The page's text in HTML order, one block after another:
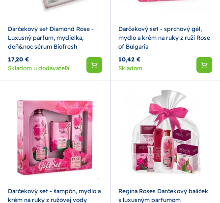
Darčekový set Diamond Rose -
Luxusný parfum, mydielka,
deň&noc sérum Biofresh
17,20 €
Skladom u dodávateľa
Darčekový set - sprchový gél,
mydlo a krém na ruky z ruží Rose
of Bulgaria
10,42 €
Skladom
Darčekový set - šampón, mydlo a
krém na ruky z ružovej vody
Regina Roses Darčekový balíček
s luxusným parfumom